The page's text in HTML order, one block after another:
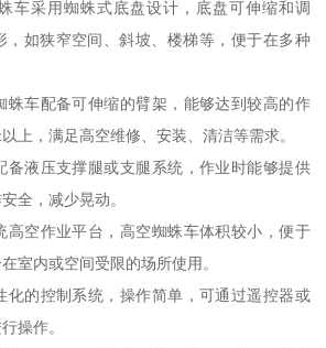
车采用蜘蛛式底盘设计，底盘可伸缩和调
，如狭窄空间、斜坡、楼梯等，便于在多种
蛛车配备可伸缩的臂架，能够达到较高的作
上，满足高空维修、安装、清洁等需求。
备液压支撑腿或支腿系统，作业时能够提供
全，减少晃动。
高空作业平台，高空蜘蛛车体积较小，便于
室内或空间受限的场所使用。
化的控制系统，操作简单，可通过遥控器或
操作。